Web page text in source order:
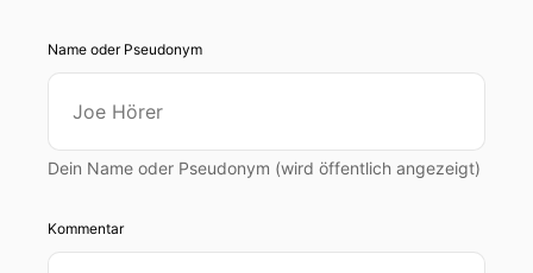
Name oder Pseudonym
Dein Name oder Pseudonym (wird öffentlich angezeigt)
Kommentar